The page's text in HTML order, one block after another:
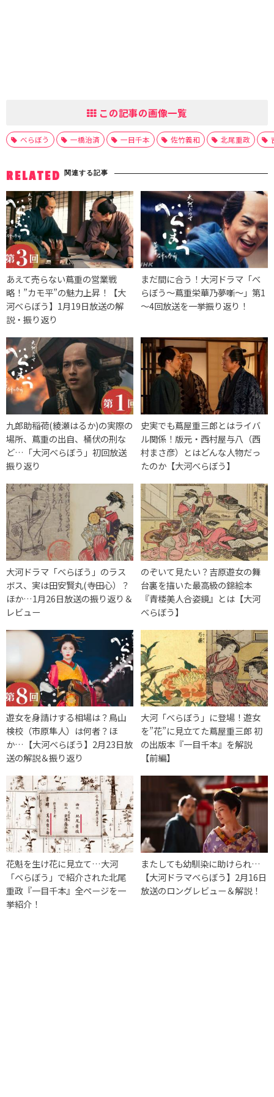
この記事の画像一覧
べらぼう 一橋治済 一目千本 佐竹義和 北尾重政
RELATED 関連する記事
あえて売らない蔦重の営業戦
略！”カモ平”の魅力上昇！【大
河べらぼう】1月19日放送の解
説・振り返り
まだ間に合う！大河ドラマ「べ
らぼう～蔦重栄華乃夢噺～」第1
～4回放送を一挙振り返り！
九郎助稲荷(綾瀬はるか)の実際の
場所、蔦重の出自、桶伏の刑な
ど…「大河べらぼう」初回放送
振り返り
史実でも蔦屋重三郎とはライバ
ル関係！版元・西村屋与八（西
村まさ彦）とはどんな人物だっ
たのか【大河べらぼう】
大河ドラマ「べらぼう」のラス
ボス、実は田安賢丸(寺田心）？
ほか…1月26日放送の振り返り＆
レビュー
のぞいて見たい？吉原遊女の舞
台裏を描いた最高級の錦絵本
『青楼美人合姿鏡』とは【大河
べらぼう】
遊女を身請けする相場は？鳥山
検校（市原隼人）は何者？ほ
か…【大河べらぼう】2月23日放
送の解説＆振り返り
大河「べらぼう」に登場！遊女
を”花”に見立てた蔦屋重三郎 初
の出版本『一目千本』を解説
【前編】
花魁を生け花に見立て…大河
「べらぼう」で紹介された北尾
重政『一目千本』全ページを一
挙紹介！
またしても幼馴染に助けられ…
【大河ドラマべらぼう】2月16日
放送のロングレビュー＆解説！